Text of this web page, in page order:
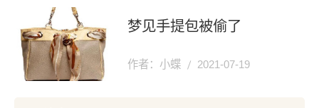
梦见手提包被偷了
作者：小蝶 2021-07-19